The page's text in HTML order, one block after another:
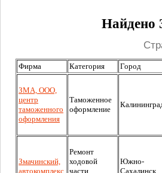
Найдено
Фирма Категория Город
ЗМА, ООО,
центр
таможенного
оформления
Таможенное
оформление
Змачинский,
автокомплекс
Ремонт
ходовой
части
Южно-
Сахалинск